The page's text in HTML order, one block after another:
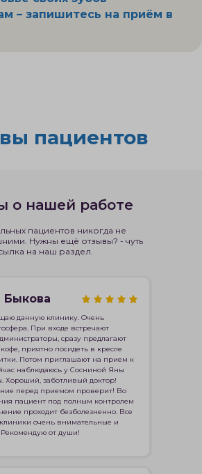
– запишитесь на приём в
пациентов
о нашей работе
пациентов никогда не
Нужны ещё отзывы? - чуть
на наш раздел.
Быкова
данную клинику. Очень
При входе встречают
сразу предлагают
кофе, приятно посидеть в кресле
Потом приглашают на прием к
наблюдаюсь у Сосниной Яны
Хороший, заботливый доктор!
перед приемом проверит! Во
пациент под полным контролем
проходит безболезненно. Все
очень внимательные и
от души!